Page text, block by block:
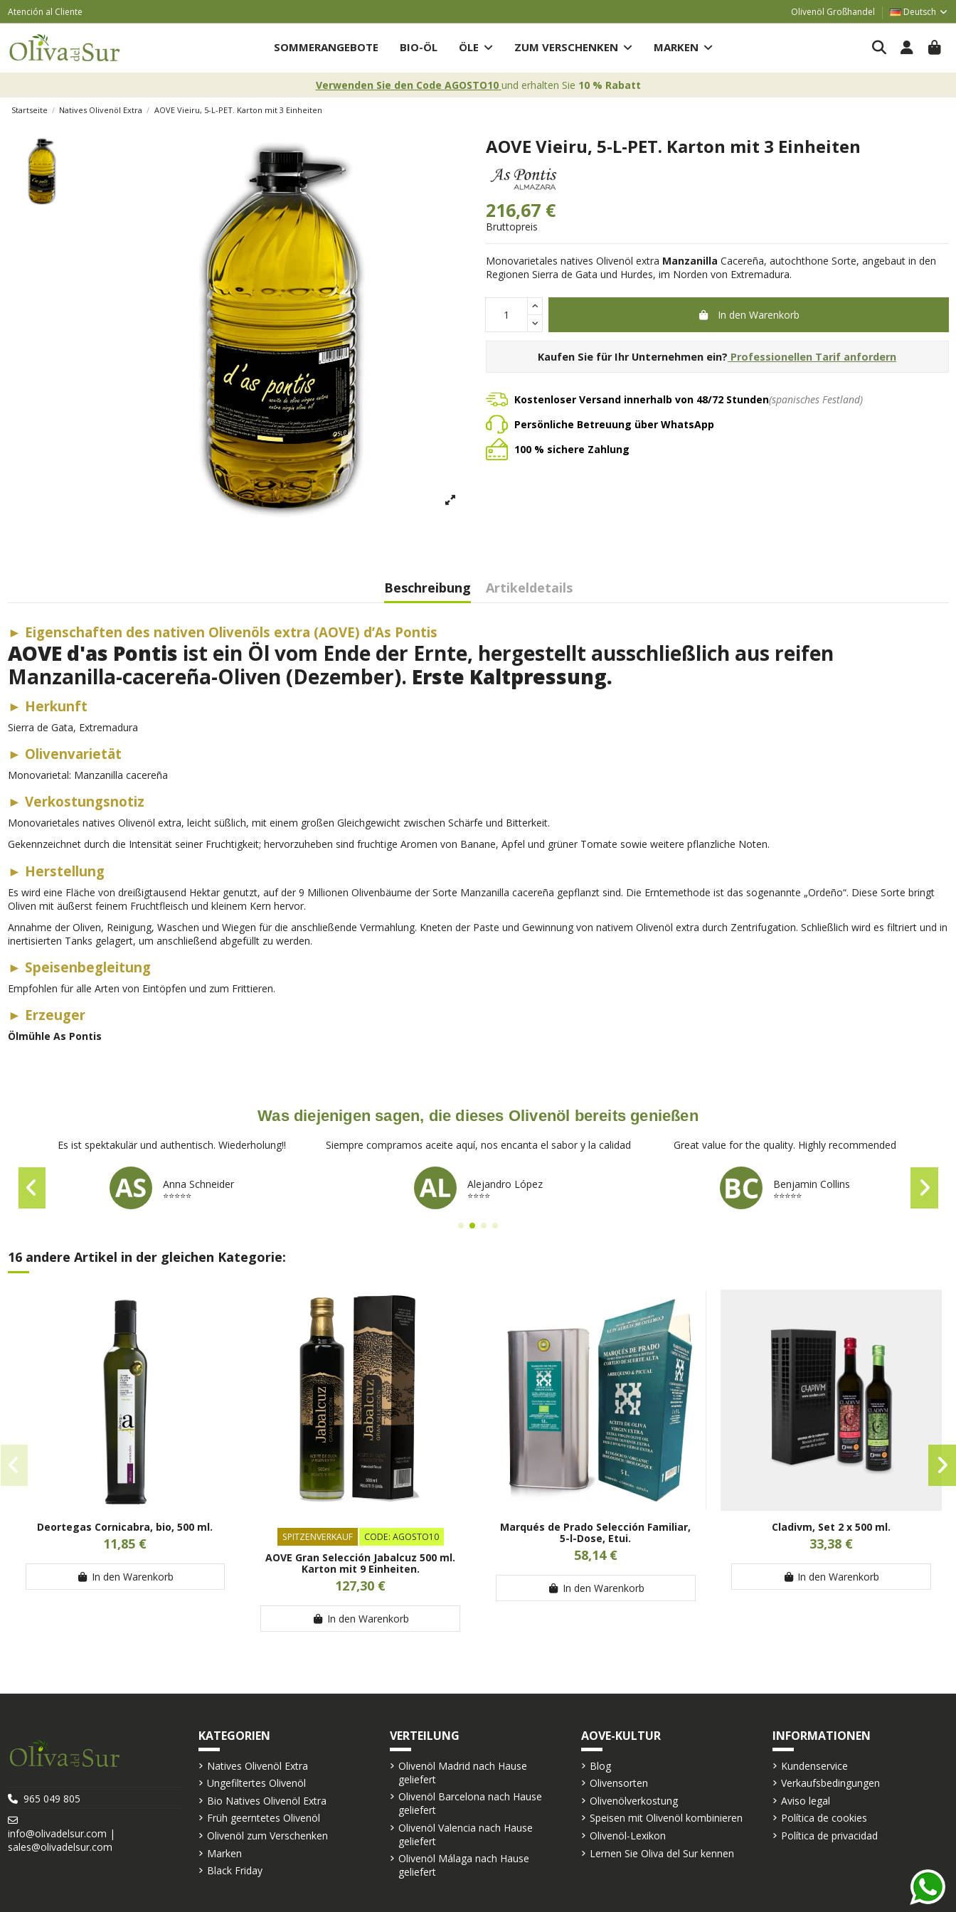
Atención al Cliente Olivenöl Großhandel Deutsch
SOMMERANGEBOTE BIO-ÖL ÖLE ZUM VERSCHENKEN MARKEN
Verwenden Sie den Code AGOSTO10 und erhalten Sie 10 % Rabatt
Startseite Natives Olivenöl Extra AOVE Vieiru, 5-L-PET. Karton mit 3 Einheiten
AOVE Vieiru, 5-L-PET. Karton mit 3 Einheiten
216,67 €
Bruttopreis
Monovarietales natives Olivenöl extra Manzanilla Cacereña, autochthone Sorte, angebaut in den
Regionen Sierra de Gata und Hurdes, im Norden von Extremadura.
In den Warenkorb
Kaufen Sie für Ihr Unternehmen ein? Professionellen Tarif anfordern
Kostenloser Versand innerhalb von 48/72 Stunden(spanisches Festland)
Persönliche Betreuung über WhatsApp
100 % sichere Zahlung
Beschreibung Artikeldetails
► Eigenschaften des nativen Olivenöls extra (AOVE) d’As Pontis
AOVE d'as Pontis ist ein Öl vom Ende der Ernte, hergestellt ausschließlich aus reifen
Manzanilla-cacereña-Oliven (Dezember). Erste Kaltpressung.
► Herkunft
Sierra de Gata, Extremadura
► Olivenvarietät
Monovarietal: Manzanilla cacereña
► Verkostungsnotiz
Monovarietales natives Olivenöl extra, leicht süßlich, mit einem großen Gleichgewicht zwischen Schärfe und Bitterkeit.
Gekennzeichnet durch die Intensität seiner Fruchtigkeit; hervorzuheben sind fruchtige Aromen von Banane, Apfel und grüner Tomate sowie weitere pflanzliche Noten.
► Herstellung
Es wird eine Fläche von dreißigtausend Hektar genutzt, auf der 9 Millionen Olivenbäume der Sorte Manzanilla cacereña gepflanzt sind. Die Erntemethode ist das sogenannte „Ordeño“. Diese Sorte bringt
Oliven mit äußerst feinem Fruchtfleisch und kleinem Kern hervor.
Annahme der Oliven, Reinigung, Waschen und Wiegen für die anschließende Vermahlung. Kneten der Paste und Gewinnung von nativem Olivenöl extra durch Zentrifugation. Schließlich wird es filtriert und in
inertisierten Tanks gelagert, um anschließend abgefüllt zu werden.
► Speisenbegleitung
Empfohlen für alle Arten von Eintöpfen und zum Frittieren.
► Erzeuger
Ölmühle As Pontis
Was diejenigen sagen, die dieses Olivenöl bereits genießen
Es ist spektakulär und authentisch. Wiederholung!!
Anna Schneider
⭐⭐⭐⭐⭐
Siempre compramos aceite aquí, nos encanta el sabor y la calidad
Alejandro López
⭐⭐⭐⭐
Great value for the quality. Highly recommended
Benjamin Collins
⭐⭐⭐⭐⭐
16 andere Artikel in der gleichen Kategorie:
Deortegas Cornicabra, bio, 500 ml.
11,85 €
In den Warenkorb
SPITZENVERKAUF CODE: AGOSTO10
AOVE Gran Selección Jabalcuz 500 ml.
Karton mit 9 Einheiten.
127,30 €
In den Warenkorb
Marqués de Prado Selección Familiar,
5-l-Dose, Etui.
58,14 €
In den Warenkorb
Cladivm, Set 2 x 500 ml.
33,38 €
In den Warenkorb
965 049 805
info@olivadelsur.com |
sales@olivadelsur.com
KATEGORIEN
Natives Olivenöl Extra
Ungefiltertes Olivenöl
Bio Natives Olivenöl Extra
Früh geerntetes Olivenöl
Olivenöl zum Verschenken
Marken
Black Friday
VERTEILUNG
Olivenöl Madrid nach Hause
geliefert
Olivenöl Barcelona nach Hause
geliefert
Olivenöl Valencia nach Hause
geliefert
Olivenöl Málaga nach Hause
geliefert
AOVE-KULTUR
Blog
Olivensorten
Olivenölverkostung
Speisen mit Olivenöl kombinieren
Olivenöl-Lexikon
Lernen Sie Oliva del Sur kennen
INFORMATIONEN
Kundenservice
Verkaufsbedingungen
Aviso legal
Política de cookies
Política de privacidad